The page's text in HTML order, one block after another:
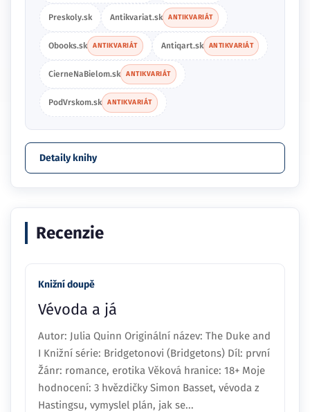
Preskoly.sk Antikvariat.sk ANTIKVARIÁT
Obooks.sk ANTIKVARIÁT Antiqart.sk ANTIKVARIÁT
CierneNaBielom.sk ANTIKVARIÁT
PodVrskom.sk ANTIKVARIÁT
Detaily knihy
Recenzie
Knižní doupě
Vévoda a já
Autor: Julia Quinn Originální název: The Duke and
I Knižní série: Bridgetonovi (Bridgetons) Díl: první
Žánr: romance, erotika Věková hranice: 18+ Moje
hodnocení: 3 hvězdičky Simon Basset, vévoda z
Hastingsu, vymyslel plán, jak se...